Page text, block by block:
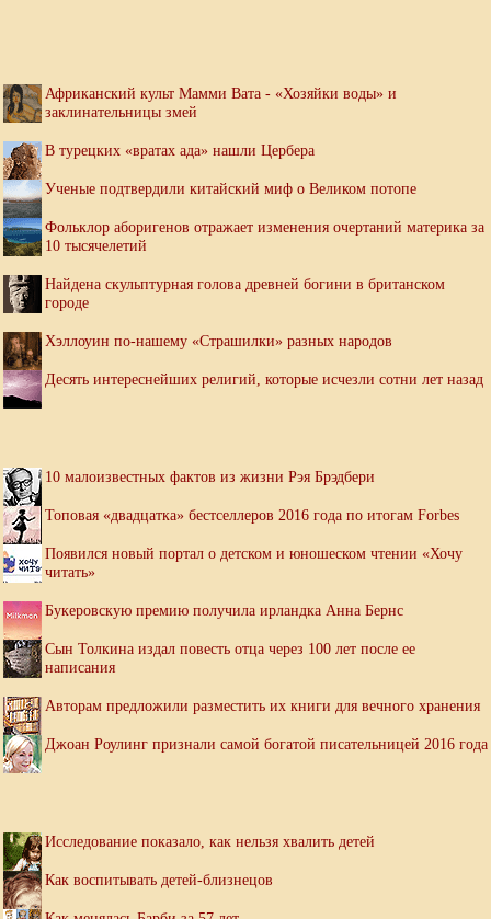
Африканский культ Мамми Вата - «Хозяйки воды» и
заклинательницы змей
В турецких «вратах ада» нашли Цербера
Ученые подтвердили китайский миф о Великом потопе
Фольклор аборигенов отражает изменения очертаний материка за
10 тысячелетий
Найдена скульптурная голова древней богини в британском
городе
Хэллоуин по-нашему «Страшилки» разных народов
Десять интереснейших религий, которые исчезли сотни лет назад
10 малоизвестных фактов из жизни Рэя Брэдбери
Топовая «двадцатка» бестселлеров 2016 года по итогам Forbes
Появился новый портал о детском и юношеском чтении «Хочу
читать»
Букеровскую премию получила ирландка Анна Бернс
Сын Толкина издал повесть отца через 100 лет после ее
написания
Авторам предложили разместить их книги для вечного хранения
Джоан Роулинг признали самой богатой писательницей 2016 года
Исследование показало, как нельзя хвалить детей
Как воспитывать детей-близнецов